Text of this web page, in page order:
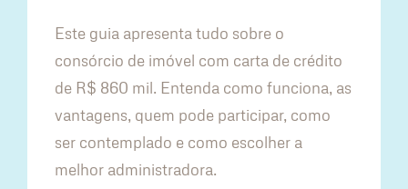
Este guia apresenta tudo sobre o
consórcio de imóvel com carta de crédito
de R$ 860 mil. Entenda como funciona, as
vantagens, quem pode participar, como
ser contemplado e como escolher a
melhor administradora.